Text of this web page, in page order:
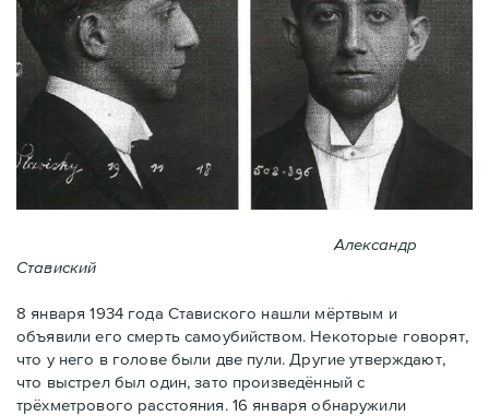
Александр
Ставиский
8 января 1934 года Ставиского нашли мёртвым и
объявили его смерть самоубийством. Некоторые говорят,
что у него в голове были две пули. Другие утверждают,
что выстрел был один, зато произведённый с
трёхметровoго расстояния. 16 января обнаружили